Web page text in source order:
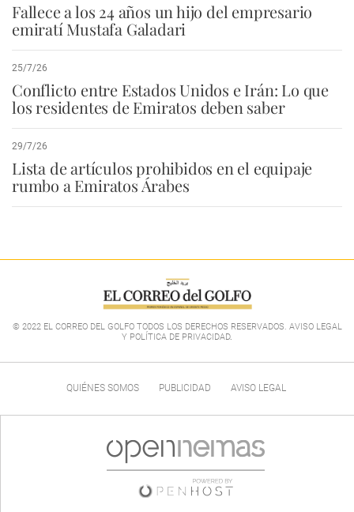
Fallece a los 24 años un hijo del empresario
emiratí Mustafa Galadari
25/7/26
Conflicto entre Estados Unidos e Irán: Lo que
los residentes de Emiratos deben saber
29/7/26
Lista de artículos prohibidos en el equipaje
rumbo a Emiratos Árabes
© 2022 EL CORREO DEL GOLFO TODOS LOS DERECHOS RESERVADOS. AVISO LEGAL
Y POLÍTICA DE PRIVACIDAD.
QUIÉNES SOMOS PUBLICIDAD AVISO LEGAL